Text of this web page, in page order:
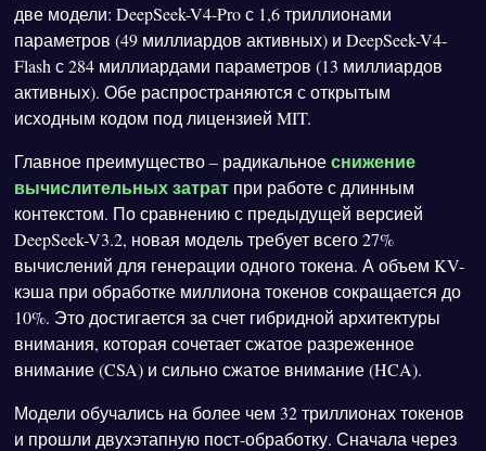
две модели: DeepSeek-V4-Pro с 1,6 триллионами
параметров (49 миллиардов активных) и DeepSeek-V4-
Flash с 284 миллиардами параметров (13 миллиардов
активных). Обе распространяются с открытым
исходным кодом под лицензией MIT.
Главное преимущество – радикальноеснижение
вычислительных затрат при работе с длинным
контекстом. По сравнению с предыдущей версией
DeepSeek-V3.2, новая модель требует всего 27%
вычислений для генерации одного токена. А объем KV-
кэша при обработке миллиона токенов сокращается до
10%. Это достигается за счет гибридной архитектуры
внимания, которая сочетает сжатое разреженное
внимание (CSA) и сильно сжатое внимание (HCA).
Модели обучались на более чем 32 триллионах токенов
и прошли двухэтапную пост-обработку. Сначала через